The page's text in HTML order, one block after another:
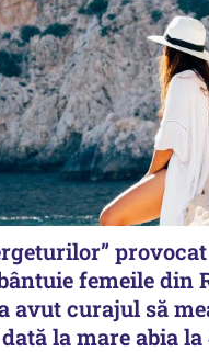
femeile din
avut curajul să
la mare abia la